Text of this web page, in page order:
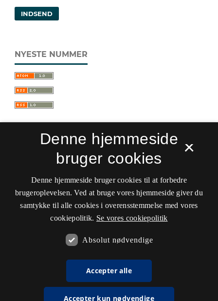
INDSEND
NYESTE NUMMER
Sprogforum. Tidsskrift for sprog- og
kulturpædagogik
ISSN 0909-9328 (Trykt)
ISSN 1399-8617 (Online)
Tilgængelighedserklæring
Det Kgl. Bibliotek
×
Denne hjemmeside
bruger cookies
Denne hjemmeside bruger cookies til at forbedre
brugeroplevelsen. Ved at bruge vores hjemmeside giver du
samtykke til alle cookies i overensstemmelse med vores
cookiepolitik. Se vores cookiepolitik
Absolut nødvendige
Accepter alle
Accepter kun nødvendige